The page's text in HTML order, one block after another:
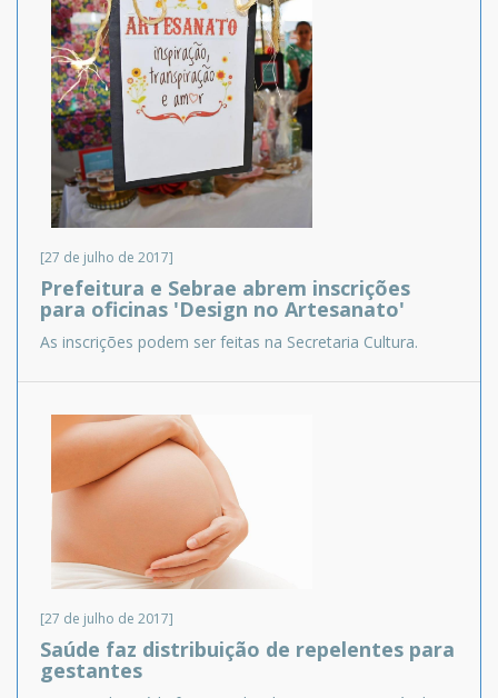
[27 de julho de 2017]
Prefeitura e Sebrae abrem inscrições
para oficinas 'Design no Artesanato'
As inscrições podem ser feitas na Secretaria Cultura.
[27 de julho de 2017]
Saúde faz distribuição de repelentes para
gestantes